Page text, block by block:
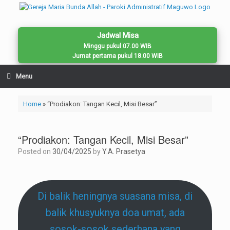
Jadwal Misa
Minggu pukul 07.00 WIB
Jumat pertama pukul 18.00 WIB
Menu
Home» “Prodiakon: Tangan Kecil, Misi Besar”
“Prodiakon: Tangan Kecil, Misi Besar”
Posted on 30/04/2025 byY.A. Prasetya
Di balik heningnya suasana misa, di
balik khusyuknya doa umat, ada